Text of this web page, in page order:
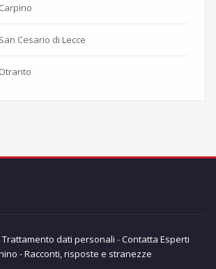
Cesario di Lecce
Trattamento dati personali -Contatta Esperti
- Racconti, risposte e stranezze